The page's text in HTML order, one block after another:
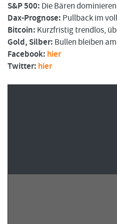
S&P 500: Die Bären
Dax-Prognose: Pullback im
Bitcoin: Kurzfristig trendlos,
Gold, Silber: Bullen bleiben
Facebook: hier
Twitter: hier